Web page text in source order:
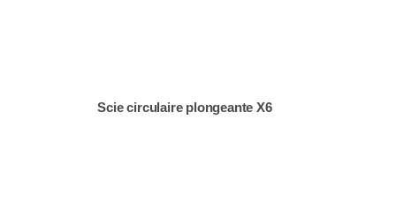
Scie circulaire plongeante X6